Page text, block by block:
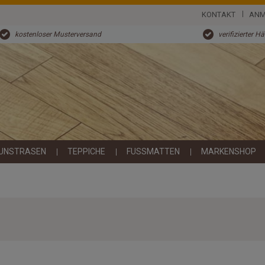
KONTAKT
kostenloser Musterversand verifizierter
TEPPICHE FUSSMATTEN MARKENSHOP